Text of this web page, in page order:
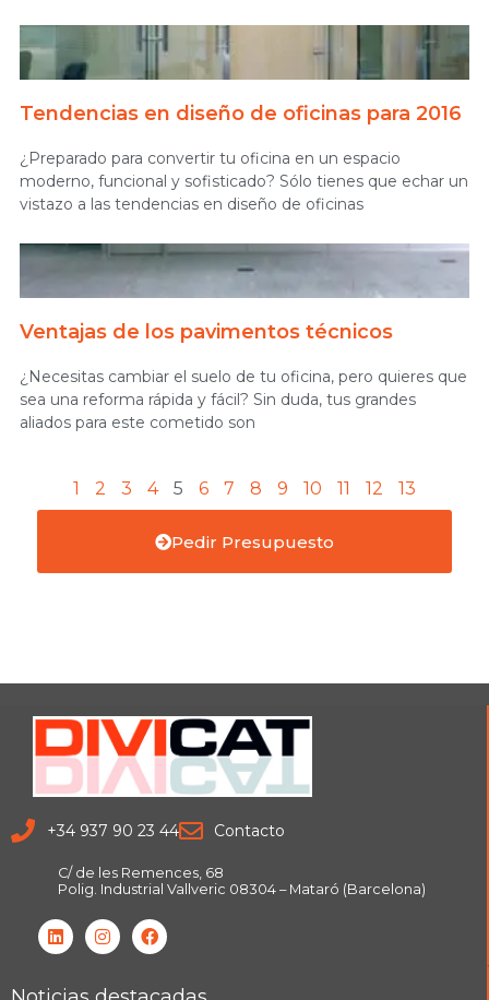
Tendencias en diseño de oficinas para 2016
¿Preparado para convertir tu oficina en un espacio
moderno, funcional y sofisticado? Sólo tienes que echar un
vistazo a las tendencias en diseño de oficinas
Ventajas de los pavimentos técnicos
¿Necesitas cambiar el suelo de tu oficina, pero quieres que
sea una reforma rápida y fácil? Sin duda, tus grandes
aliados para este cometido son
1 2 3 4 5 6 7 8 9 10 11 12 13
Pedir Presupuesto
+34 937 90 23 44 Contacto
C/ de les Remences, 68
Polig. Industrial Vallveric 08304 – Mataró (Barcelona)